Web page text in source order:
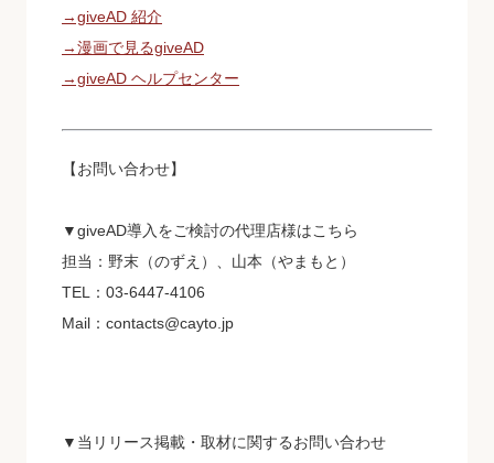
→giveAD 紹介
→漫画で⾒るgiveAD
→giveAD ヘルプセンター
【お問い合わせ】
▼giveAD導入をご検討の代理店様はこちら
担当：野末（のずえ）、山本（やまもと）
TEL：03-6447-4106
Mail：contacts@cayto.jp
▼当リリース掲載・取材に関するお問い合わせ